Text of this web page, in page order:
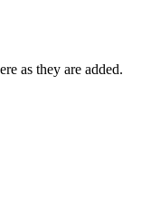
as they are added.